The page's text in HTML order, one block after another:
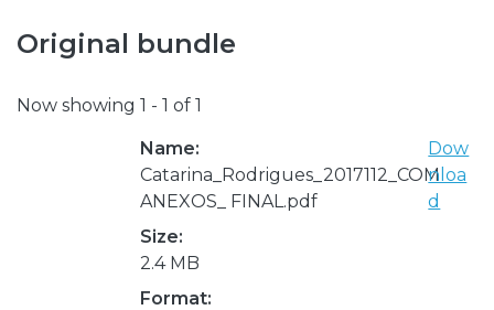
Original bundle
Now showing 1 - 1 of 1
Name:
Catarina_Rodrigues_2017112_COM
ANEXOS_ FINAL.pdf
Size:
2.4 MB
Format:
Dow
nloa
d